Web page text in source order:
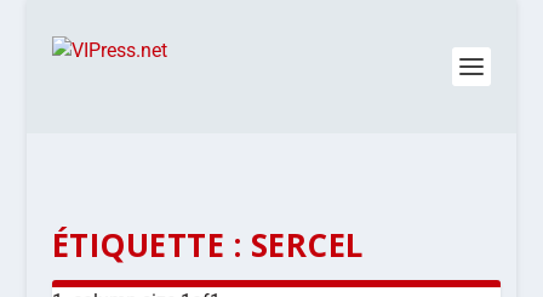
ÉTIQUETTE : SERCEL